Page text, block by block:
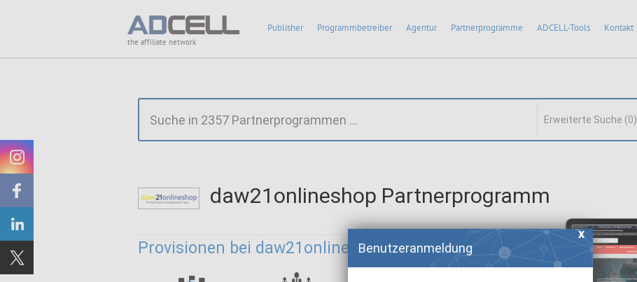
the affiliate network
Publisher Programmbetreiber Agentur Partnerprogramme ADCELL-Tools Kontakt
Erweiterte Suche (0)
daw21onlineshop Partnerprogramm
Provisionen bei daw21onlineshop:Benutzeranmeldung